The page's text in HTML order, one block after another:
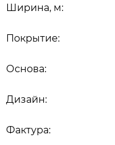
Ширина, м:
Дизайн:
Основа:
Покрытие:
Фактура: